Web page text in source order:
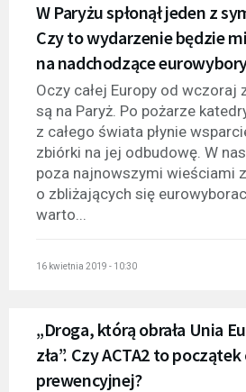
W Paryżu spłonął jeden z
Czy to wydarzenie będzie
na nadchodzące
Oczy całej Europy od wczoraj
są na Paryż. Po pożarze
z całego świata płynie
zbiórki na jej odbudowę. W
poza najnowszymi wieściami
o zbliżających się
warto...
16 kwietnia 2019 - 10:30
„Droga, którą obrała Unia
zła”. Czy ACTA2 to
prewencyjnej?